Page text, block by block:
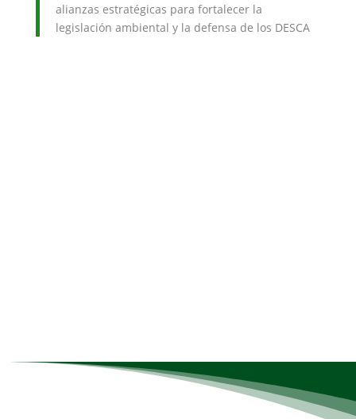
alianzas estratégicas para fortalecer la
legislación ambiental y la defensa de los DESCA